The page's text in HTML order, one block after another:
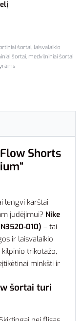
šortai, laisvalaikio
šortai, medvilniniai šortai
Shorts
lengvi karštai
judėjimui? Nike
010) – tai
ir laisvalaikio
trikotažo,
minkšti ir
šortai turi